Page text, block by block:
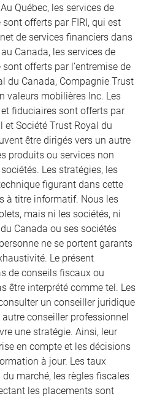
Québec, les services de
offerts par FIRI, qui est
de services financiers dans
Canada, les services de
offerts par l’entremise de
du Canada, Compagnie Trust
valeurs mobilières Inc. Les
fiduciaires sont offerts par
et Société Trust Royal du
être dirigés vers un autre
produits ou services non
Les stratégies, les
figurant dans cette
à titre informatif. Nous les
mais ni les sociétés, ni
Canada ou ses sociétés
ne se portent garants
Le présent
de conseils fiscaux ou
être interprété comme tel. Les
un conseiller juridique
conseiller professionnel
une stratégie. Ainsi, leur
en compte et les décisions
à jour. Les taux
du marché, les règles fiscales
les placements sont